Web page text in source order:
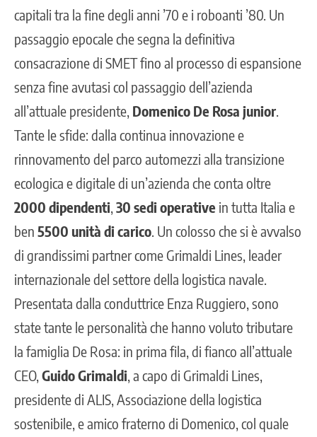
capitali tra la fine degli anni ’70 e i roboanti ’80. Un
passaggio epocale che segna la definitiva
consacrazione di SMET fino al processo di espansione
senza fine avutasi col passaggio dell’azienda
all’attuale presidente, Domenico De Rosa junior
Tante le sfide: dalla continua innovazione e
rinnovamento del parco automezzi alla transizione
ecologica e digitale di un’azienda che conta oltre
2000 dipendenti 30 sedi operative in tutta Italia e
ben 5500 unità di carico . Un colosso che si è avvalso
di grandissimi partner come Grimaldi Lines, leader
internazionale del settore della logistica navale.
Presentata dalla conduttrice Enza Ruggiero, sono
state tante le personalità che hanno voluto tributare
la famiglia De Rosa: in prima fila, di fianco all’attuale
CEO, Guido Grimaldi , a capo di Grimaldi Lines,
presidente di ALIS, Associazione della logistica
sostenibile, e amico fraterno di Domenico, col quale